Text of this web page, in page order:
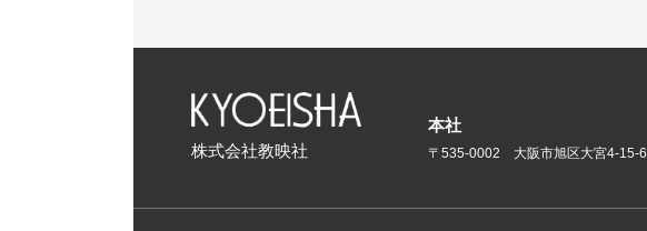
株式会社教映社
本社
〒535-0002 大阪市旭区大宮4-15-6